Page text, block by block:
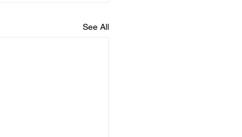
See All